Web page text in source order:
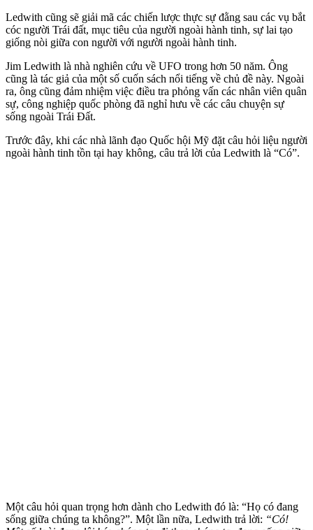
Ledwith cũng sẽ giải mã các chiến lược thực sự đằng sau các vụ bắt
cóc người Trái đất, mục tiêu của người ngoài hành tinh, sự lai tạo
giống nòi giữa con người với người ngoài hành tinh.
Jim Ledwith là nhà nghiên cứu về UFO trong hơn 50 năm. Ông
cũng là tác giả của một số cuốn sách nổi tiếng về chủ đề này. Ngoài
ra, ông cũng đảm nhiệm việc điều tra phỏng vấn các nhân viên quân
sự, công nghiệp quốc phòng đã nghỉ hưu về các câu chuyện sự
sống ngoài Trái Đất.
Trước đây, khi các nhà lãnh đạo Quốc hội Mỹ đặt câu hỏi liệu người
ngoài hành tinh tồn tại hay không, câu trả lời của Ledwith là “Có”.
Một câu hỏi quan trọng hơn dành cho Ledwith đó là: “Họ có đang
sống giữa chúng ta không?”. Một lần nữa, Ledwith trả lời: “Có!